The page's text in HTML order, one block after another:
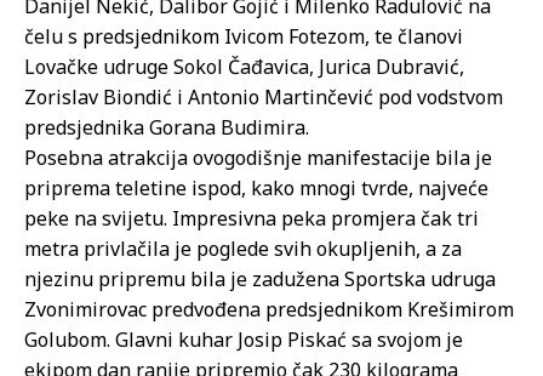
Danijel Nekić, Dalibor Gojić i Milenko Radulović na
čelu s predsjednikom Ivicom Fotezom, te članovi
Lovačke udruge Sokol Čađavica, Jurica Dubravić,
Zorislav Biondić i Antonio Martinčević pod vodstvom
predsjednika Gorana Budimira.
Posebna atrakcija ovogodišnje manifestacije bila je
priprema teletine ispod, kako mnogi tvrde, najveće
peke na svijetu. Impresivna peka promjera čak tri
metra privlačila je poglede svih okupljenih, a za
njezinu pripremu bila je zadužena Sportska udruga
Zvonimirovac predvođena predsjednikom Krešimirom
Golubom. Glavni kuhar Josip Piskać sa svojom je
ekipom dan ranije pripremio čak 230 kilograma